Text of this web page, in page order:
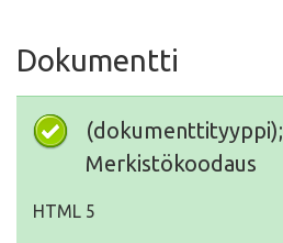
Dokumentti
(dokumenttityyppi);
Merkistökoodaus
HTML 5